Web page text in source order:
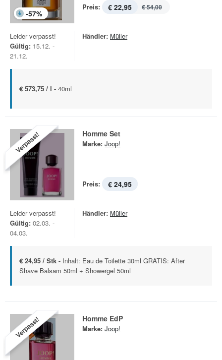
-57%
Preis: € 22,95 € 54,00
Leider verpasst!
Gültig: 15.12. -
21.12.
Händler: Müller
€ 573,75 / l - 40ml
Verpasst! Homme Set
Marke: Joop!
Preis: € 24,95
Leider verpasst!
Gültig: 02.03. -
04.03.
Händler: Müller
€ 24,95 / Stk - Inhalt: Eau de Toilette 30ml GRATIS: After
Shave Balsam 50ml + Showergel 50ml
Verpasst! Homme EdP
Marke: Joop!